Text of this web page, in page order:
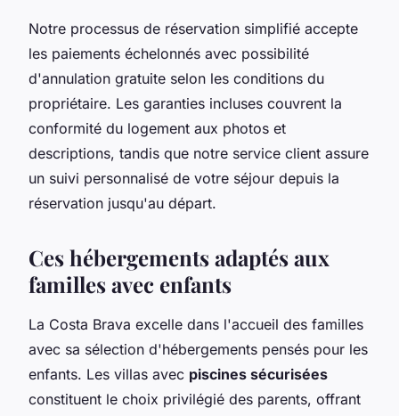
Notre processus de réservation simplifié accepte
les paiements échelonnés avec possibilité
d'annulation gratuite selon les conditions du
propriétaire. Les garanties incluses couvrent la
conformité du logement aux photos et
descriptions, tandis que notre service client assure
un suivi personnalisé de votre séjour depuis la
réservation jusqu'au départ.
Ces hébergements adaptés aux
familles avec enfants
La Costa Brava excelle dans l'accueil des familles
avec sa sélection d'hébergements pensés pour les
enfants. Les villas avec piscines sécurisées
constituent le choix privilégié des parents, offrant